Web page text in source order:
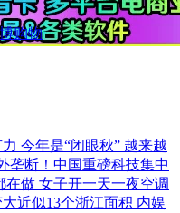
购物
今年是“闭眼秋” 越来越
垄断！中国重磅科技集中
在做 女子开一天一夜空调
近似13个浙江面积 内娱